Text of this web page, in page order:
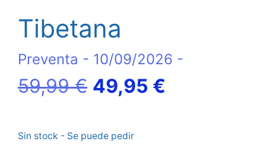
Tibetana
Preventa - 10/09/2026 -
59,99€ El
original
49,95 €
Sin stock - Se puede pedir